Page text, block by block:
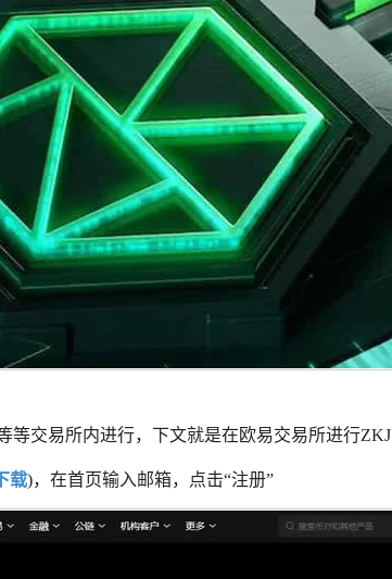
交易所内进行，下文就是在欧易交易所进行ZKJ
载)，在首页输入邮箱，点击“注册”